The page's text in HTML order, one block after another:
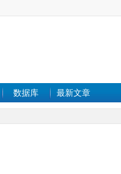
数据库 最新文章